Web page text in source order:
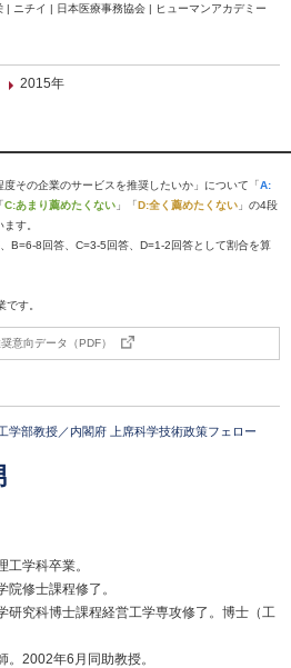
| ニチイ | 日本医療事務協会 | ヒューマンアカデミー
2015年
その企業のサービスを推奨したいか」について「A:
C:あまり薦めたくない 」「D:全く薦めたくない 」の4段
す。
B=6-8回答、C=3-5回答、D=1-2回答として割合を算
す。
意向データ（PDF）
学部教授／内閣府 上席科学技術政策フェロー
学科卒業。
修士課程修了。
研究科博士課程経営工学専攻修了。博士（工
2002年6月同助教授。